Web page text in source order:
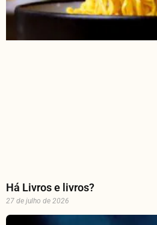
Há Livros e livros?
27 de julho de 2026